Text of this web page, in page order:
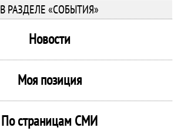
В РАЗДЕЛЕ «СОБЫТИЯ»
Новости
Моя позиция
По страницам СМИ